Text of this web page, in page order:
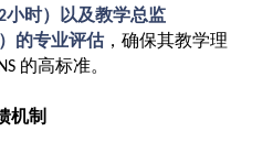
小时）以及教学总监
）的专业评估，确保其教学理
的高标准。
机制